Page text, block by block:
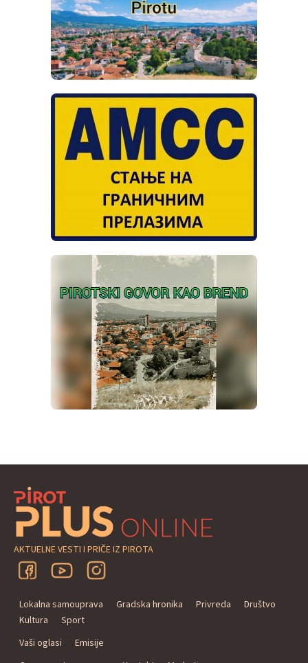
AKTUELNE VESTI I PRIČE IZ PIROTA
Lokalna samouprava Gradska hronika Privreda
Društvo
Kultura
Sport
Vaši oglasi
Emisije